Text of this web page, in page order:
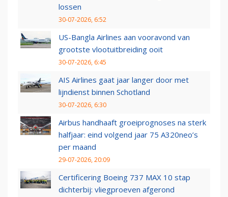
lossen
30-07-2026, 6:52
US-Bangla Airlines aan vooravond van
grootste vlootuitbreiding ooit
30-07-2026, 6:45
AIS Airlines gaat jaar langer door met
lijndienst binnen Schotland
30-07-2026, 6:30
Airbus handhaaft groeiprognoses na sterk
halfjaar: eind volgend jaar 75 A320neo’s
per maand
29-07-2026, 20:09
Certificering Boeing 737 MAX 10 stap
dichterbij: vliegproeven afgerond